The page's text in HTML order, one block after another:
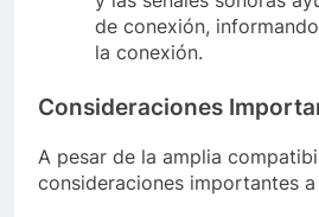
de conexión,
la conexión.
Consideraciones
A pesar de la amplia
consideraciones importantes